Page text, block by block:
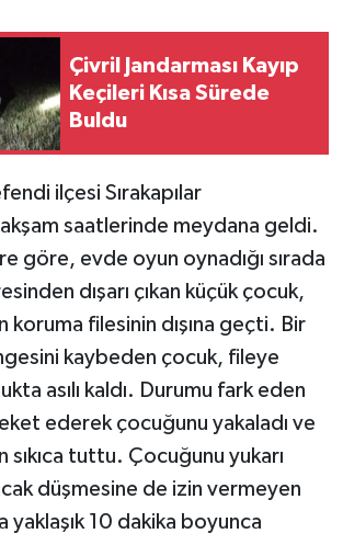
Çivril Jandarması Kayıp
Keçileri Kısa Sürede
Buldu
ilçesi Sırakapılar
saatlerinde meydana geldi.
göre, evde oyun oynadığı sırada
dışarı çıkan küçük çocuk,
koruma filesinin dışına geçti. Bir
kaybeden çocuk, fileye
asılı kaldı. Durumu fark eden
ederek çocuğunu yakaladı ve
sıkıca tuttu. Çocuğunu yukarı
düşmesine de izin vermeyen
yaklaşık 10 dakika boyunca